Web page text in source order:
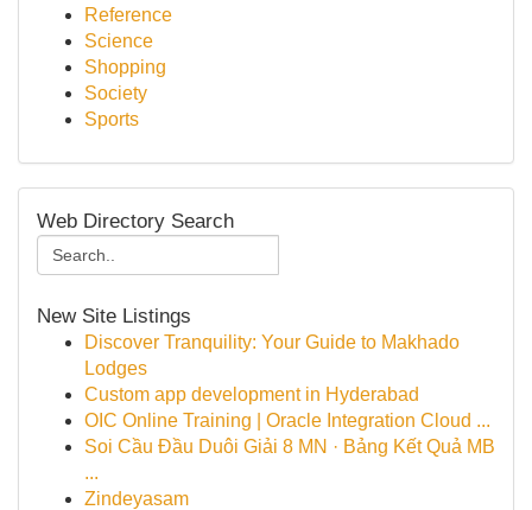
Reference
Science
Shopping
Society
Sports
Web Directory Search
New Site Listings
Discover Tranquility: Your Guide to Makhado
Lodges
Custom app development in Hyderabad
OIC Online Training | Oracle Integration Cloud ...
Soi Cầu Đầu Duôi Giải 8 MN · Bảng Kết Quả MB
...
Zindeyasam